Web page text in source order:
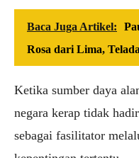
Baca Juga Artikel:
Rosa dari Lima,
Ketika sumber daya
negara kerap tidak
sebagai fasilitator